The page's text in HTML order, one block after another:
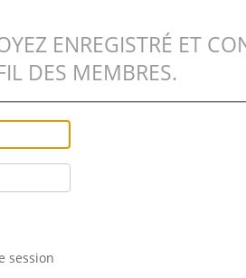
ENREGISTRÉ ET
DES MEMBRES.
session